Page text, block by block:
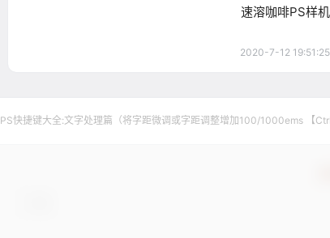
速溶咖啡PS样机
2020-7-12 19:51:25
PS快捷键大全:文字处理篇（将字距微调或字距调整增加100/1000ems 【